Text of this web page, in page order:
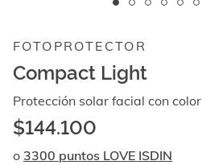
imágenes
videos.
navegar
con
FOTOPROTECTOR
Compact Light
Protección solar facial con color
$144.100
o 3300 puntos LOVE ISDIN